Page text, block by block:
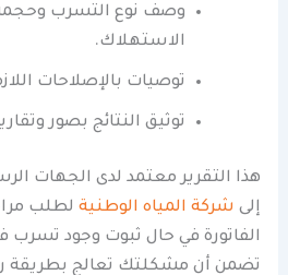
وصف نوع التسرب وحجمه
الاستهلاك.
توصيات بالإصلاحات
توثيق النتائج بصور
هذا التقرير معتمد لدى الجهات
إلى شركة المياه الوطنية لطلب
الفاتورة في حال ثبوت وجود تسرب
تضمن أن مشكلتك تعالج بطريقة